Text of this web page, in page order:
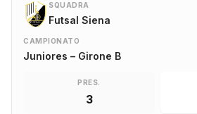
SQUADRA
Futsal Siena
CAMPIONATO
Juniores – Girone B
PRES.
3